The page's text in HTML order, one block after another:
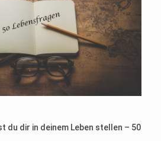
du dir in deinem Leben stellen – 50